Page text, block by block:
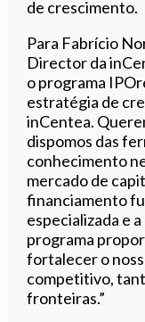
de crescimento.
Para Fabrício
Director da
o programa
estratégia de
inCentea.
dispomos das
conhecimento
mercado de
financiamento
especializada e
programa
fortalecer o
competitivo,
fronteiras.”